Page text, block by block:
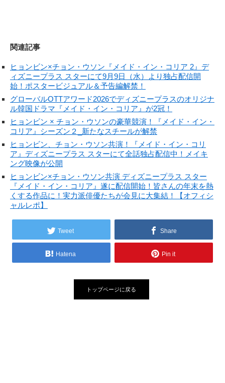
関連記事
ヒョンビン×チョン・ウソン『メイド・イン・コリア 2』デ
ィズニープラス スターにて9月9日（水）より独占配信開
始！ポスタービジュアル＆予告編解禁！
グローバルOTTアワード2026でディズニープラスのオリジナ
ル韓国ドラマ『メイド・イン・コリア』が2冠！
ヒョンビン × チョン・ウソンの豪華競演！『メイド・イン・
コリア』シーズン２_新たなスチールが解禁
ヒョンビン、チョン・ウソン共演！『メイド・イン・コリ
ア』ディズニープラス スターにて全話独占配信中！メイキ
ング映像が公開
ヒョンビン×チョン・ウソン共演 ディズニープラス スター
『メイド・イン・コリア』遂に配信開始！皆さんの年末を熱
くする作品に！実力派俳優たちが会見に大集結！【オフィシ
ャルレポ】
Tweet Share
Hatena Pin it
トップページに戻る